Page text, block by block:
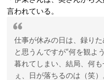
言われている。
仕事が休みの日は、録り
と思うんですが“何を観よ
暮れてしまい、結局、何
ぇ、日が落ちるのは（笑